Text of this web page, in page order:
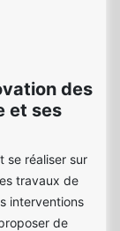
des
et ses
se réaliser sur
travaux de
interventions
de